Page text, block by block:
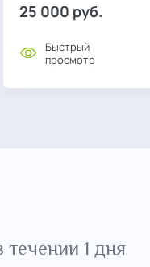
25 000 руб.
Быстрый
просмотр
1 дня